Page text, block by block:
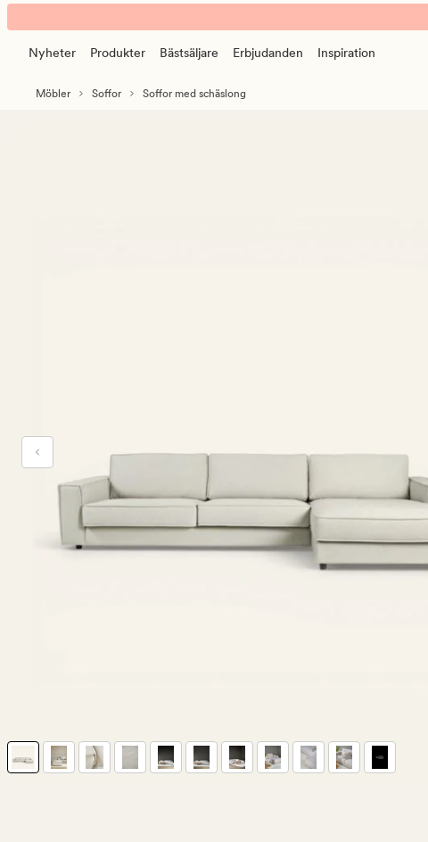
Olivia
soffa
schäslong
banner.
Klicka
ESCAPE
Nyheter Produkter Bästsäljare Erbjudanden Inspiration
Möbler Soffor Soffor med schäslong